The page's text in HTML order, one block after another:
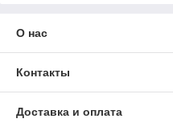
О нас
Контакты
Доставка и оплата